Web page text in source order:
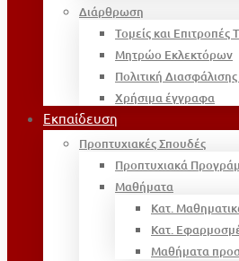
Διάρθρωση
Τομείς και Επιτροπές
Μητρώο Εκλεκτόρων
Πολιτική
Χρήσιμα έγγραφα
Εκπαίδευση
Προπτυχιακές Σπουδές
Προπτυχιακά
Μαθήματα
Κατ.
Κατ.
Μαθήματα